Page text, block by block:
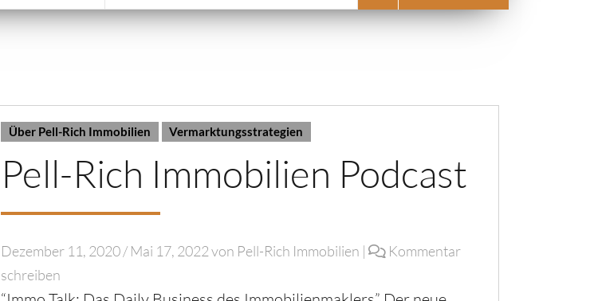
Über Pell-Rich Immobilien Vermarktungsstrategien
Pell-Rich Immobilien Podcast
Dezember 11, 2020/ Mai 17, 2022von Pell-Rich Immobilien |
Kommentar
schreiben